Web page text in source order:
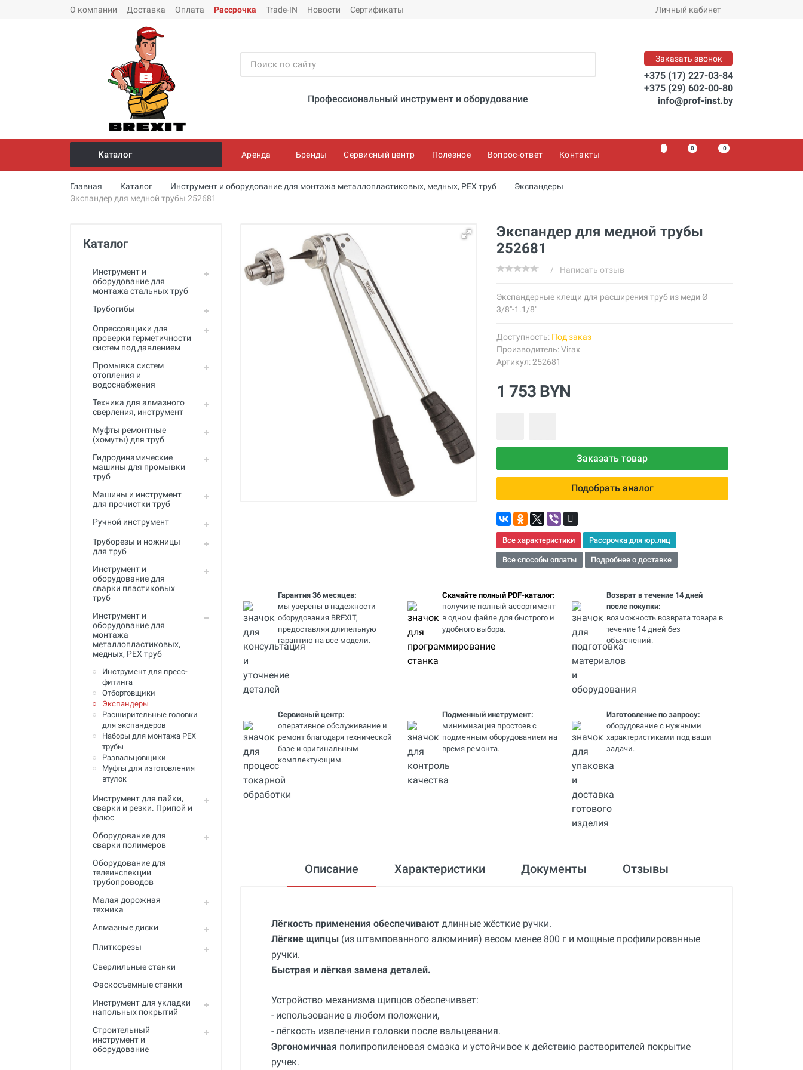
О компании Доставка Оплата Рассрочка Trade-IN Новости Сертификаты Личный кабинет
Профессиональный инструмент и оборудование
Заказать звонок
+375 (17) 227-03-84
+375 (29) 602-00-80
info@prof-inst.by
Инструмент и оборудование для
монтажа стальных труб
герметичности систем под
Промывка систем отопления и
водоснабжения
Техника для алмазного
сверления, инструмент
Муфты ремонтные (хомуты) для
труб
Гидродинамические машины
для промывки труб
Машины и инструмент для
прочистки труб
Ручной инструмент
Инструмент и оборудование для
сварки пластиковых труб
Инструмент и оборудование для
медных, PEX труб
Инструмент для пайки, сварки и
резки. Припой и флюс
Оборудование для сварки
полимеров
телеинспекции трубопроводов
Малая дорожная техника
Алмазные диски
Плиткорезы
Сверлильные станки
Фаскосъемные станки
Инструмент для укладки
напольных покрытий
Строительный инструмент и
оборудование
Полный каталог
Каталог Аренда Бренды Сервисный центр Полезное Вопрос-ответ Контакты
0 00
Главная Каталог Инструмент и оборудование для монтажа металлопластиковых, медных, PEX труб
Экспандеры
Экспандер для медной трубы 252681
Каталог
Инструмент и
оборудование для
монтажа стальных труб
Трубогибы
Опрессовщики для
проверки герметичности
систем под давлением
Промывка систем
отопления и
водоснабжения
Техника для алмазного
сверления, инструмент
Муфты ремонтные
(хомуты) для труб
Гидродинамические
машины для промывки
труб
Машины и инструмент
для прочистки труб
Ручной инструмент
Труборезы и ножницы
для труб
Инструмент и
оборудование для
сварки пластиковых
труб
Инструмент и
оборудование для
монтажа
металлопластиковых,
медных, PEX труб
Инструмент для пресс-
фитинга
Отбортовщики
Экспандеры
Расширительные головки
для экспандеров
Наборы для монтажа PEX
трубы
Развальцовщики
Муфты для изготовления
втулок
Инструмент для пайки,
сварки и резки. Припой и
флюс
Оборудование для
сварки полимеров
Оборудование для
телеинспекции
трубопроводов
Малая дорожная
техника
Алмазные диски
Плиткорезы
Сверлильные станки
Фаскосъемные станки
Инструмент для укладки
напольных покрытий
Строительный
инструмент и
оборудование
Экспандер для медной трубы
252681
/ Написать отзыв
Экспандерные клещи для расширения труб из меди Ø
3/8"-1.1/8"
Доступность: Под заказ
Производитель:Virax
Артикул: 252681
1 753 BYN
Заказать товар
Подобрать аналог
Все характеристики Рассрочка для юр.лиц
Все способы оплаты Подробнее о доставке
Гарантия 36 месяцев:
мы уверены в надежности
оборудования BREXIT,
предоставляя длительную
гарантию на все модели.
Скачайте полный PDF-каталог:
получите полный ассортимент
в одном файле для быстрого и
удобного выбора.
Возврат в течение 14 дней
после покупки:
возможность возврата товара в
течение 14 дней без
объяснений.
Сервисный центр:
оперативное обслуживание и
ремонт благодаря технической
базе и оригинальным
комплектующим.
Подменный инструмент:
минимизация простоев с
подменным оборудованием на
время ремонта.
Изготовление по запросу:
оборудование с нужными
характеристиками под ваши
задачи.
Описание Характеристики Документы Отзывы
Лёгкость применения обеспечивают длинные жёсткие ручки.
Лёгкие щипцы (из штампованного алюминия) весом менее 800 г и мощные профилированные
ручки.
Быстрая и лёгкая замена деталей.
Устройство механизма щипцов обеспечивает:
- использование в любом положении,
- лёгкость извлечения головки после вальцевания.
Эргономичная полипропиленовая смазка и устойчивое к действию растворителей покрытие
ручек.